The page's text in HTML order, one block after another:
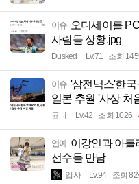
이슈 오디세이를
사람들 상황.jpg
Dusked Lv.71 조회
이슈 '삼전닉스'한국
일본 추월 '사상 처
균터 Lv.42 조회 1026
연예
이강인과 아틀
선수들 만남
입사 Lv.94 조회